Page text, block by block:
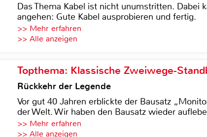
Das Thema Kabel ist nicht unumstritten. Dabei
angehen: Gute Kabel ausprobieren und fertig.
>> Mehr erfahren
>> Alle anzeigen
Topthema: Klassische Zweiwege-
Rückkehr der Legende
Vor gut 40 Jahren erblickte der Bausatz
der Welt. Wir haben den Bausatz wieder
>> Mehr erfahren
>> Alle anzeigen